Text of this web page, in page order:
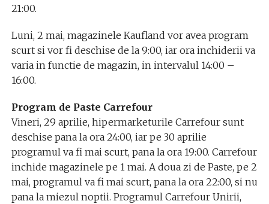
21:00.
Luni, 2 mai, magazinele Kaufland vor avea program
scurt si vor fi deschise de la 9:00, iar ora inchiderii va
varia in functie de magazin, in intervalul 14:00 –
16:00.
Program de Paste Carrefour
Vineri, 29 aprilie, hipermarketurile Carrefour sunt
deschise pana la ora 24:00, iar pe 30 aprilie
programul va fi mai scurt, pana la ora 19:00. Carrefour
inchide magazinele pe 1 mai. A doua zi de Paste, pe 2
mai, programul va fi mai scurt, pana la ora 22:00, si nu
pana la miezul noptii. Programul Carrefour Unirii,